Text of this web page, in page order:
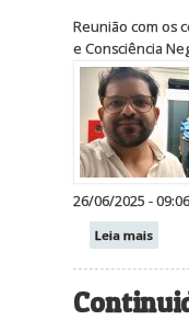
Reunião com os
e Consciência
26/06/2025 - 09:06
Leia mais